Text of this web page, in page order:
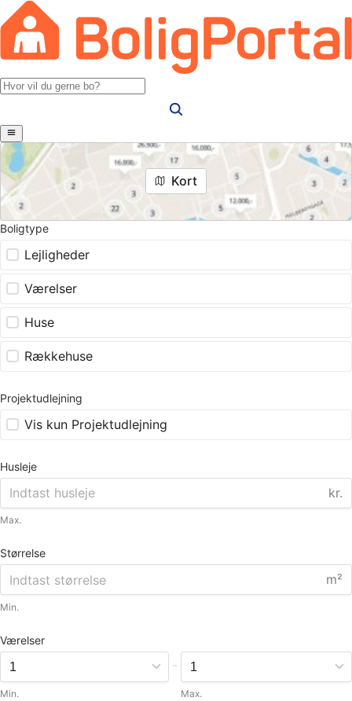
Kort
Boligtype
Lejligheder
Værelser
Huse
Rækkehuse
Projektudlejning
Vis kun Projektudlejning
Husleje
kr.
Max.
Størrelse
m²
Min.
Værelser
Min.
-
Max.